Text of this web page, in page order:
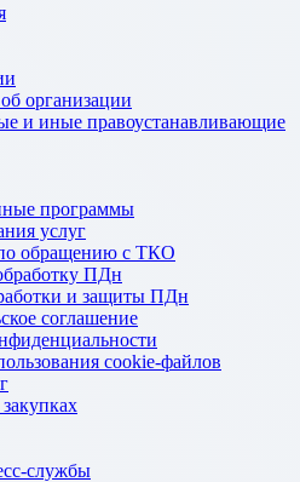
организации
и иные правоустанавливающие
программы
услуг
обращению с ТКО
ПДн
и защиты ПДн
соглашение
cookie-файлов
службы